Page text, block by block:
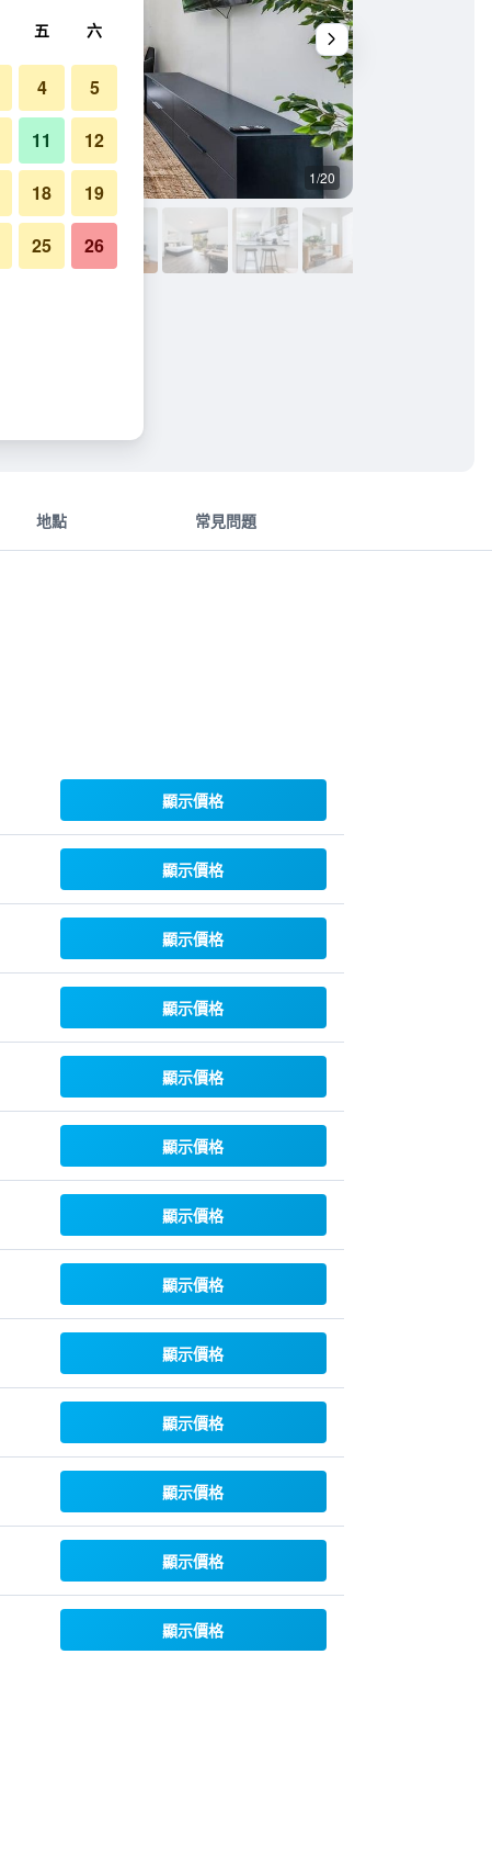
1/20
地點 常見問題
顯示價格
顯示價格
顯示價格
顯示價格
顯示價格
顯示價格
顯示價格
顯示價格
顯示價格
顯示價格
顯示價格
顯示價格
顯示價格
五 六
4 5
11 12
18 19
25 26